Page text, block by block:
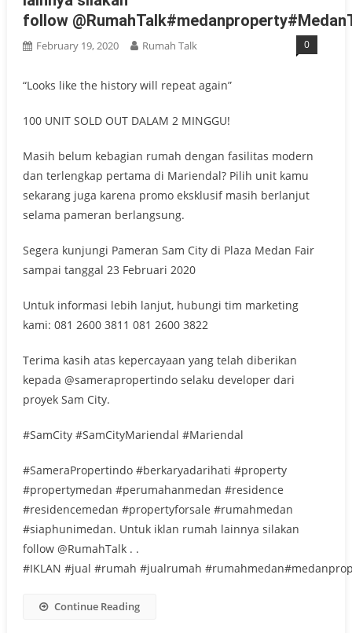
follow
February 19, 2020 Rumah Talk 0
“Looks like the history will repeat again”
100 UNIT SOLD OUT DALAM 2 MINGGU!
Masih belum kebagian rumah dengan fasilitas modern
dan terlengkap pertama di Mariendal? Pilih unit kamu
sekarang juga karena promo eksklusif masih berlanjut
selama pameran berlangsung.
Segera kunjungi Pameran Sam City di Plaza Medan Fair
sampai tanggal 23 Februari 2020
Untuk informasi lebih lanjut, hubungi tim marketing
kami: 081 2600 3811 081 2600 3822
Terima kasih atas kepercayaan yang telah diberikan
kepada @samerapropertindo selaku developer dari
proyek Sam City.
#SamCity #SamCityMariendal #Mariendal
#SameraPropertindo #berkaryadarihati #property
#propertymedan #perumahanmedan #residence
#residencemedan #propertyforsale #rumahmedan
#siaphunimedan. Untuk iklan rumah lainnya silakan
follow @RumahTalk . .
#IKLAN #jual #rumah #jualrumah
Continue Reading